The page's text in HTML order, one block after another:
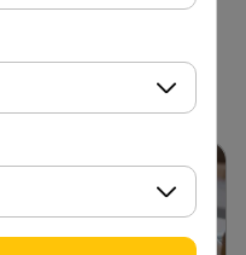
spôsobom skladovania,
priestorov. Možno ich
a individuálnym
označiť a roztriediť podľa